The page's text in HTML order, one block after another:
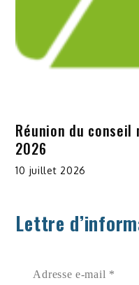
Réunion du
2026
10 juillet 2026
Lettre